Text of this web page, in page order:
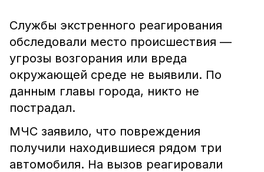
Службы экстренного реагирования
обследовали место происшествия —
угрозы возгорания или вреда
окружающей среде не выявили. По
данным главы города, никто не
пострадал.
МЧС заявило, что повреждения
получили находившиеся рядом три
автомобиля. На вызов реагировали